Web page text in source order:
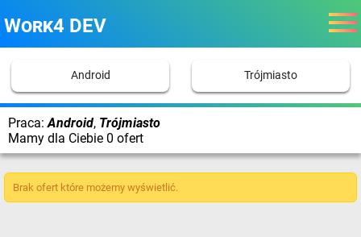
Work4 DEV
Android Trójmiasto
Praca: Android, Trójmiasto
Mamy dla Ciebie 0 ofert
Brak ofert które możemy wyświetlić.